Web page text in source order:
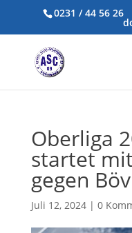
0231 / 44 56 26
Oberliga
startet
gegen
Juli 12, 2024| 0